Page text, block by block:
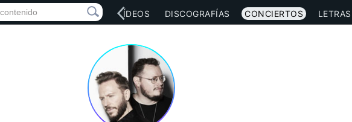
RED SOCIAL MÚSICA VÍDEOS DISCOGRAFÍAS CONCIERTOS LETRAS